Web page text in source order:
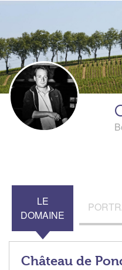
LE
DOMAINE
Château de